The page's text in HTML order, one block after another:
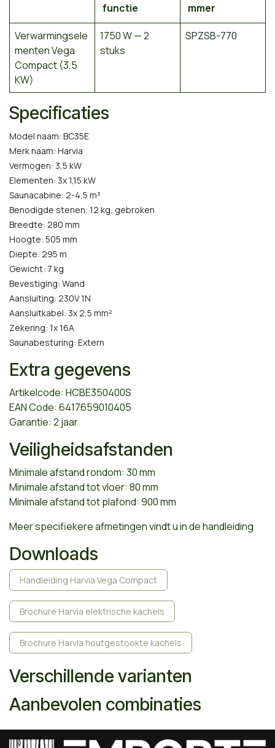
functie mmer
Verwarmingsele
menten Vega
Compact (3,5
KW)
1750 W — 2
stuks
SPZSB-770
Specificaties
Model naam: BC35E
Merk naam: Harvia
Vermogen: 3,5 kW
Elementen: 3x 1,15 kW
Saunacabine: 2-4,5 m³
Benodigde stenen: 12 kg, gebroken
Breedte: 280 mm
Hoogte: 505 mm
Diepte: 295 m
Gewicht: 7 kg
Bevestiging: Wand
Aansluiting: 230V 1N
Aansluitkabel: 3x 2,5 mm²
Zekering: 1x 16A
Saunabesturing: Extern
Extra gegevens
Artikelcode: HCBE350400S
EAN Code: 6417659010405
Garantie: 2 jaar
Veiligheidsafstanden
Minimale afstand rondom: 30 mm
Minimale afstand tot vloer: 80 mm
Minimale afstand tot plafond: 900 mm
Meer specifiekere afmetingen vindt u in de handleiding
Downloads
Handleiding Harvia Vega Compact
Brochure Harvia elektrische kachels
Brochure Harvia houtgestookte kachels
Verschillende varianten
Aanbevolen combinaties